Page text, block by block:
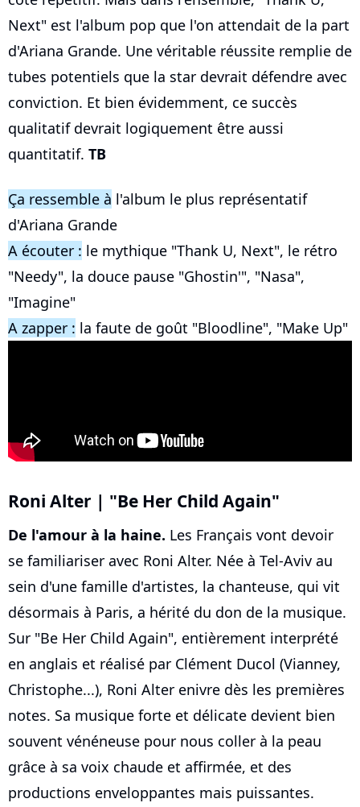
Next" est l'album pop que l'on attendait de la part
d'Ariana Grande. Une véritable réussite remplie de
tubes potentiels que la star devrait défendre avec
conviction. Et bien évidemment, ce succès
qualitatif devrait logiquement être aussi
quantitatif. TB
Ça ressemble à l'album le plus représentatif
d'Ariana Grande
A écouter : le mythique "Thank U, Next", le rétro
"Needy", la douce pause "Ghostin'", "Nasa",
"Imagine"
A zapper : la faute de goût "Bloodline", "Make Up"
Roni Alter | "Be Her Child Again"
De l'amour à la haine. Les Français vont devoir
se familiariser avec Roni Alter. Née à Tel-Aviv au
sein d'une famille d'artistes, la chanteuse, qui vit
désormais à Paris, a hérité du don de la musique.
Sur "Be Her Child Again", entièrement interprété
en anglais et réalisé par Clément Ducol (Vianney,
Christophe...), Roni Alter enivre dès les premières
notes. Sa musique forte et délicate devient bien
souvent vénéneuse pour nous coller à la peau
grâce à sa voix chaude et affirmée, et des
productions enveloppantes mais puissantes.